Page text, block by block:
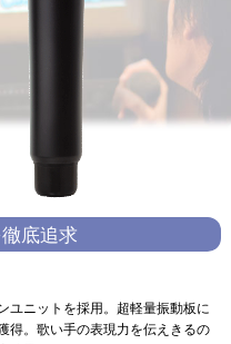
底追求
ユニットを採用。超軽量振動板に
得。歌い手の表現力を伝えきるの